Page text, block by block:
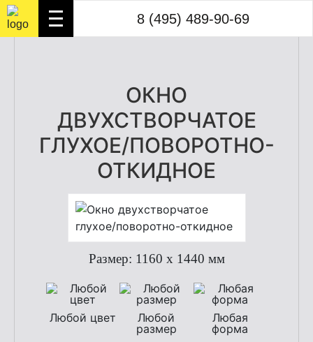
8 (495) 489-90-69
ОКНО
ДВУХСТВОРЧАТОЕ
ГЛУХОЕ/ПОВОРОТНО-
ОТКИДНОЕ
Размер: 1160 х 1440 мм
Любой цвет
Любой
размер
Любая
форма